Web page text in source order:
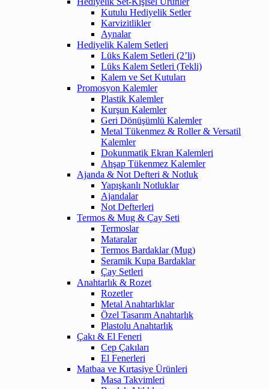
Kutulu Hediyelik Setler
Karvizitlikler
Aynalar
Hediyelik Kalem Setleri
Lüks Kalem Setleri (2’li)
Lüks Kalem Setleri (Tekli)
Kalem ve Set Kutuları
Promosyon Kalemler
Plastik Kalemler
Kurşun Kalemler
Geri Dönüşümlü Kalemler
Metal Tükenmez & Roller & Versatil
Kalemler
Dokunmatik Ekran Kalemleri
Ahşap Tükenmez Kalemler
Ajanda & Not Defteri & Notluk
Yapışkanlı Notluklar
Ajandalar
Not Defterleri
Termos & Mug & Çay Seti
Termoslar
Mataralar
Termos Bardaklar (Mug)
Seramik Kupa Bardaklar
Çay Setleri
Anahtarlık & Rozet
Rozetler
Metal Anahtarlıklar
Özel Tasarım Anahtarlık
Plastolu Anahtarlık
Çakı & El Feneri
Cep Çakıları
El Fenerleri
Matbaa ve Kırtasiye Ürünleri
Masa Takvimleri